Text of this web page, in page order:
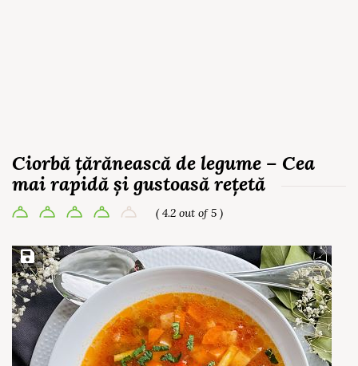
Ciorbă țărănească de legume – Cea
mai rapidă și gustoasă rețetă
( 4.2 out of 5 )
Save Recipe